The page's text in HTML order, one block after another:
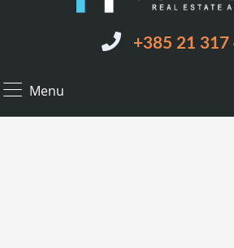
+385 21 317
Menu